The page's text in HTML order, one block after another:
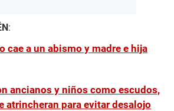
:
cae a un abismo y madre e hija
ancianos y niños como escudos,
atrincheran para evitar desalojo